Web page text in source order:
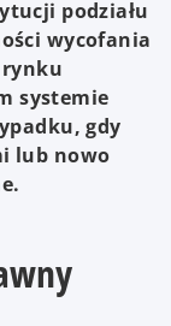
podziału
wycofania
systemie
gdy
lub nowo